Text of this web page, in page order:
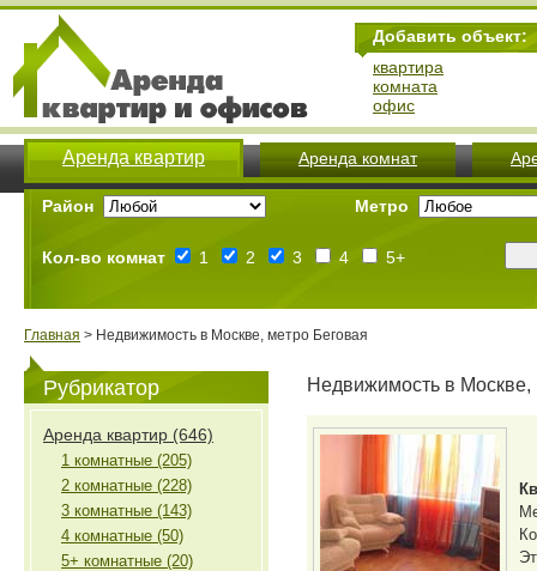
Добавить объект:
квартира
комната
офис
Аренда квартир Аренда комнат
Район Метро
Кол-во комнат 1 2 3 4 5+
Главная > Недвижимость в Москве, метро Беговая
Рубрикатор
Аренда квартир (646)
1 комнатные (205)
2 комнатные (228)
3 комнатные (143)
4 комнатные (50)
5+ комнатные (20)
Недвижимость в Москве,